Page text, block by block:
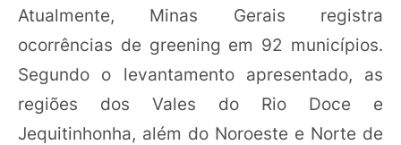
Atualmente, Minas Gerais registra
ocorrências de greening em 92 municípios.
Segundo o levantamento apresentado, as
regiões dos Vales do Rio Doce e
Jequitinhonha, além do Noroeste e Norte de